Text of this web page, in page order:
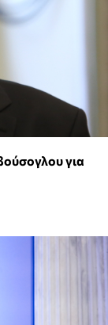
για